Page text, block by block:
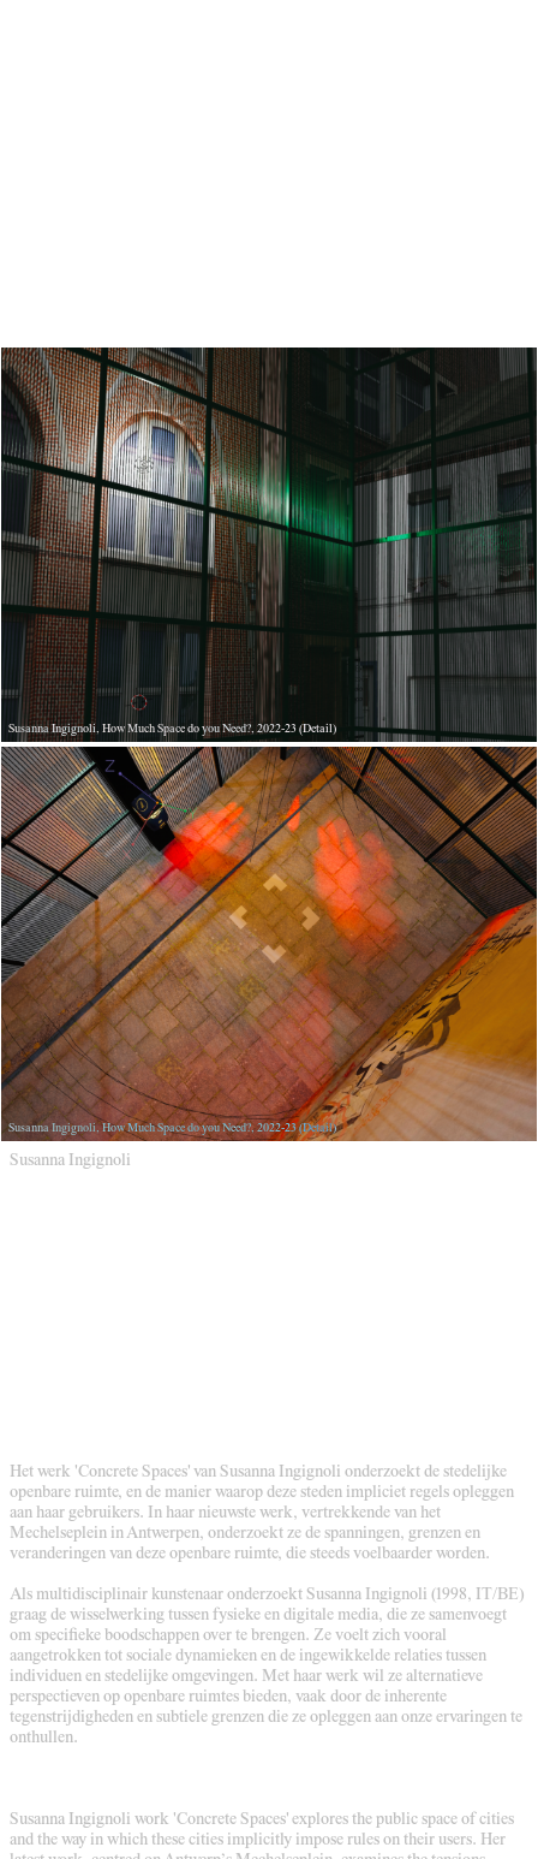
Susanna Ingignoli, How Much Space do you Need?, 2022-23 (Detail)
Susanna Ingignoli, How Much Space do you Need?, 2022-23 (Detail)
Susanna Ingignoli
Het werk 'Concrete Spaces' van Susanna Ingignoli onderzoekt de stedelijke
openbare ruimte, en de manier waarop deze steden impliciet regels opleggen
aan haar gebruikers. In haar nieuwste werk, vertrekkende van het
Mechelseplein in Antwerpen, onderzoekt ze de spanningen, grenzen en
veranderingen van deze openbare ruimte, die steeds voelbaarder worden.
Als multidisciplinair kunstenaar onderzoekt Susanna Ingignoli (1998, IT/BE)
graag de wisselwerking tussen fysieke en digitale media, die ze samenvoegt
om specifieke boodschappen over te brengen. Ze voelt zich vooral
aangetrokken tot sociale dynamieken en de ingewikkelde relaties tussen
individuen en stedelijke omgevingen. Met haar werk wil ze alternatieve
perspectieven op openbare ruimtes bieden, vaak door de inherente
tegenstrijdigheden en subtiele grenzen die ze opleggen aan onze ervaringen te
onthullen.
Susanna Ingignoli work 'Concrete Spaces' explores the public space of cities
and the way in which these cities implicitly impose rules on their users. Her